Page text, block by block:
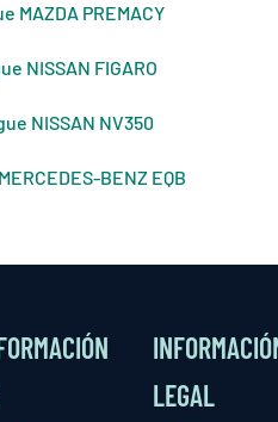
MAZDA PREMACY
NISSAN FIGARO
NISSAN NV350
BENZ EQB
LEGAL